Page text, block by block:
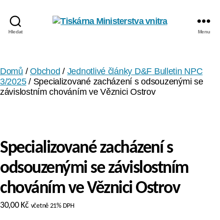
Hledat Menu
Domů /Obchod / Jednotlivé články D&F Bulletin NPC
3/2025/ Specializované zacházení s odsouzenými se
závislostním chováním ve Věznici Ostrov
Specializované zacházení s
odsouzenými se závislostním
chováním ve Věznici Ostrov
30,00 Kč včetně 21% DPH